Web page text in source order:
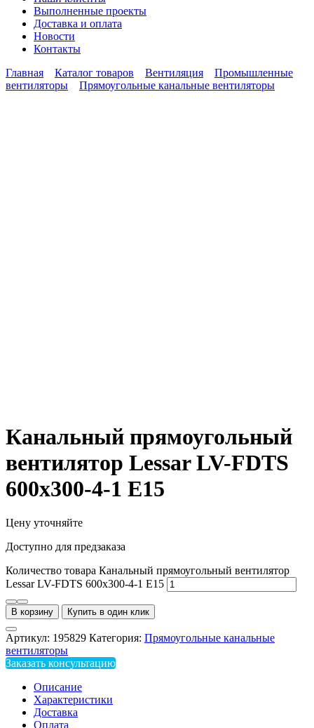
Выполненные проекты
Доставка и оплата
Новости
Контакты
Главная
Каталог товаров Вентиляция
Промышленные
вентиляторы
Прямоугольные канальные вентиляторы
Канальный прямоугольный
вентилятор Lessar LV-FDTS
600x300-4-1 E15
Цену уточняйте
Доступно для предзаказа
Количество товара Канальный прямоугольный вентилятор
Lessar LV-FDTS 600x300-4-1 E15
В корзину Купить в один клик
Артикул: 195829 Категория: Прямоугольные канальные
вентиляторы
Заказать консультацию
Описание
Характеристики
Доставка
Оплата